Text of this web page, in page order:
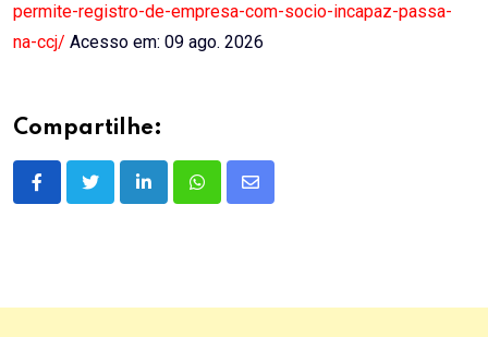
permite-registro-de-empresa-com-socio-incapaz-passa-
na-ccj/ Acesso em: 09 ago. 2026
Compartilhe:
LinkedInWhatsappShare